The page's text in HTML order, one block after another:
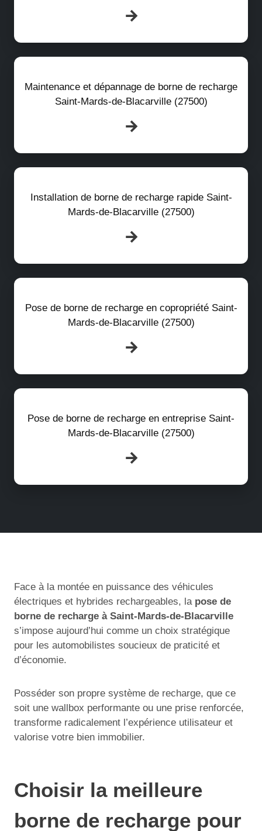
Maintenance et dépannage de borne de recharge
Saint-Mards-de-Blacarville (27500)
Installation de borne de recharge rapide Saint-
Mards-de-Blacarville (27500)
Pose de borne de recharge en copropriété Saint-
Mards-de-Blacarville (27500)
Pose de borne de recharge en entreprise Saint-
Mards-de-Blacarville (27500)
Face à la montée en puissance des véhicules
électriques et hybrides rechargeables, la pose de
borne de recharge à Saint-Mards-de-Blacarville
s’impose aujourd’hui comme un choix stratégique
pour les automobilistes soucieux de praticité et
d’économie.
Posséder son propre système de recharge, que ce
soit une wallbox performante ou une prise renforcée,
transforme radicalement l’expérience utilisateur et
valorise votre bien immobilier.
Choisir la meilleure
borne de recharge pour